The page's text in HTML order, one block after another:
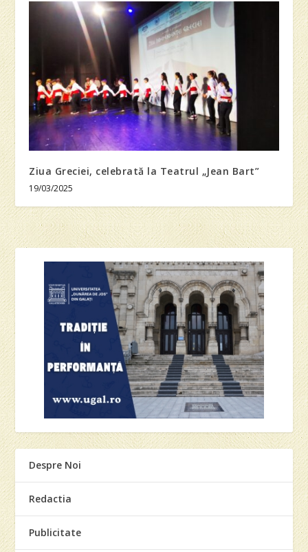
Ziua Greciei, celebrată la Teatrul „Jean Bart”
19/03/2025
Despre Noi
Redactia
Publicitate